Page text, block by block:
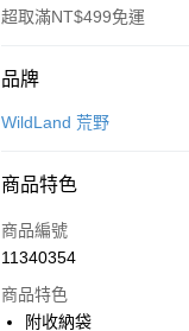
超取滿NT$499免運
付款方式
信用卡一次付款
Apple Pay
街口支付
品牌
WildLand 荒野
商品特色
商品編號
11340354
商品特色
附收納袋